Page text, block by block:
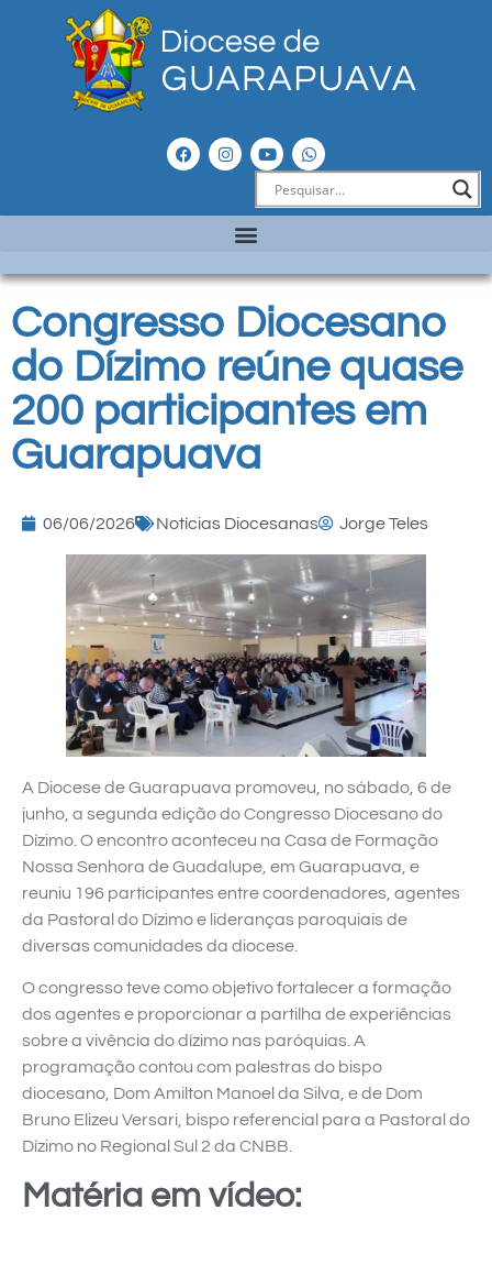
Congresso Diocesano
do Dízimo reúne quase
200 participantes em
Guarapuava
06/06/2026 Notícias Diocesanas Jorge Teles
A Diocese de Guarapuava promoveu, no sábado, 6 de
junho, a segunda edição do Congresso Diocesano do
Dízimo. O encontro aconteceu na Casa de Formação
Nossa Senhora de Guadalupe, em Guarapuava, e
reuniu 196 participantes entre coordenadores, agentes
da Pastoral do Dízimo e lideranças paroquiais de
diversas comunidades da diocese.
O congresso teve como objetivo fortalecer a formação
dos agentes e proporcionar a partilha de experiências
sobre a vivência do dízimo nas paróquias. A
programação contou com palestras do bispo
diocesano, Dom Amilton Manoel da Silva, e de Dom
Bruno Elizeu Versari, bispo referencial para a Pastoral do
Dízimo no Regional Sul 2 da CNBB.
Matéria em vídeo: